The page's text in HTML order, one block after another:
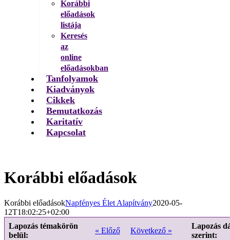
Korábbi
előadások
listája
Keresés
az
online
előadásokban
Tanfolyamok
Kiadványok
Cikkek
Bemutatkozás
Karitatív
Kapcsolat
Korábbi előadások
Korábbi előadásokNapfényes Élet Alapítvány2020-05-
12T18:02:25+02:00
Lapozás témakörön
belül:
« Előző Következő »
Lapozás
szerint: